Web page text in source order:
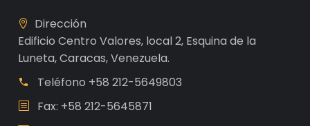
Dirección
Edificio Centro Valores, local 2, Esquina de la
Luneta, Caracas, Venezuela.
Teléfono +58 212-5649803
Fax: +58 212-5645871